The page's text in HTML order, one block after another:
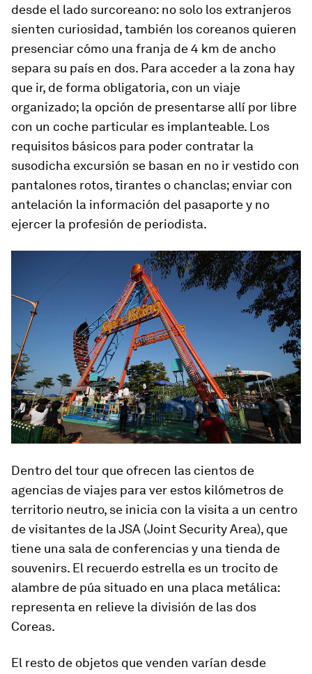
desde el lado surcoreano: no solo los extranjeros
sienten curiosidad, también los coreanos quieren
presenciar cómo una franja de 4 km de ancho
separa su país en dos. Para acceder a la zona hay
que ir, de forma obligatoria, con un viaje
organizado; la opción de presentarse allí por libre
con un coche particular es implanteable. Los
requisitos básicos para poder contratar la
susodicha excursión se basan en no ir vestido con
pantalones rotos, tirantes o chanclas; enviar con
antelación la información del pasaporte y no
ejercer la profesión de periodista.
Dentro del tour que ofrecen las cientos de
agencias de viajes para ver estos kilómetros de
territorio neutro, se inicia con la visita a un centro
de visitantes de la JSA (Joint Security Area), que
tiene una sala de conferencias y una tienda de
souvenirs. El recuerdo estrella es un trocito de
alambre de púa situado en una placa metálica:
representa en relieve la división de las dos
Coreas.
El resto de objetos que venden varían desde